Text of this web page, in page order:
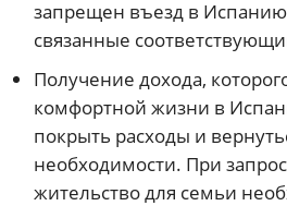
запрещен въезд в Испанию
связанные
Получение дохода,
комфортной жизни в
покрыть расходы и
необходимости. При
жительство для семьи